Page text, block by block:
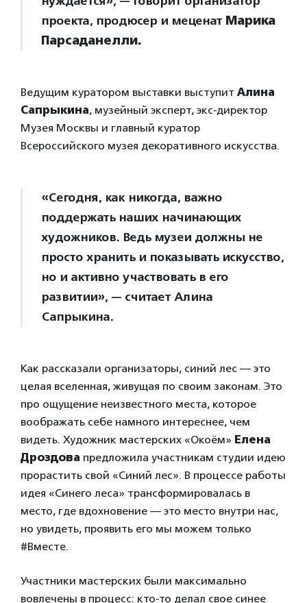
проекта, продюсер и меценат Марика
Парсаданелли.
Ведущим куратором выставки выступит Алина
Сапрыкина, музейный эксперт, экс-директор
Музея Москвы и главный куратор
Всероссийского музея декоративного искусства.
«Сегодня, как никогда, важно
поддержать наших начинающих
художников. Ведь музеи должны не
просто хранить и показывать искусство,
но и активно участвовать в его
развитии», — считает Алина
Сапрыкина.
Как рассказали организаторы, синий лес — это
целая вселенная, живущая по своим законам. Это
про ощущение неизвестного места, которое
воображать себе намного интереснее, чем
видеть. Художник мастерских «Окоём» Елена
Дроздова предложила участникам студии идею
прорастить свой «Синий лес». В процессе работы
идея «Синего леса» трансформировалась в
место, где вдохновение — это место внутри нас,
но увидеть, проявить его мы можем только
#Вместе.
Участники мастерских были максимально
вовлечены в процесс: кто-то делал свое синее